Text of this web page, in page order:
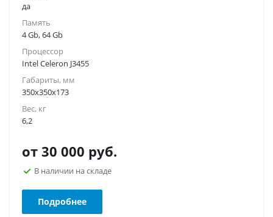
да
Память
4 Gb, 64 Gb
Процессор
Intel Celeron J3455
Габариты, мм
350х350х173
Вес, кг
6,2
от 30 000 руб.
В наличии на складе
Подробнее